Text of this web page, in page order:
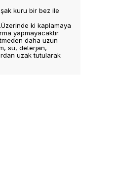
kuru bir bez ile
ki kaplamaya
yapmayacaktır.
daha uzun
su, deterjan,
uzak tutularak